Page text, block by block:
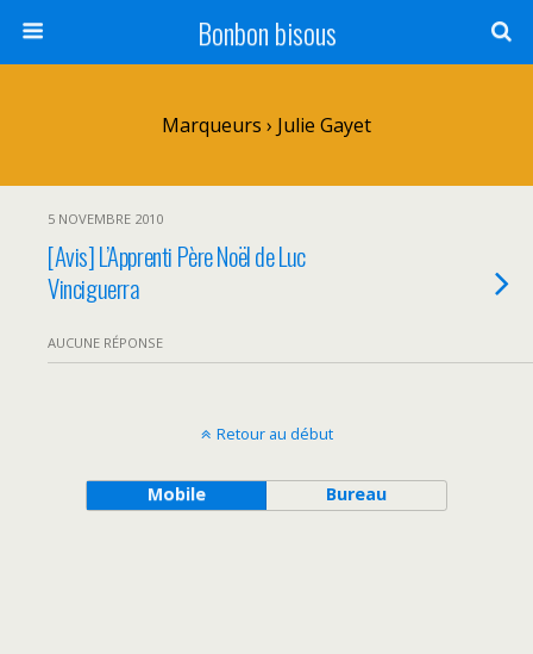
Bonbon bisous
Marqueurs › Julie Gayet
5 NOVEMBRE 2010
[Avis] L’Apprenti Père Noël de Luc
Vinciguerra
AUCUNE RÉPONSE
Retour au début
Mobile Bureau